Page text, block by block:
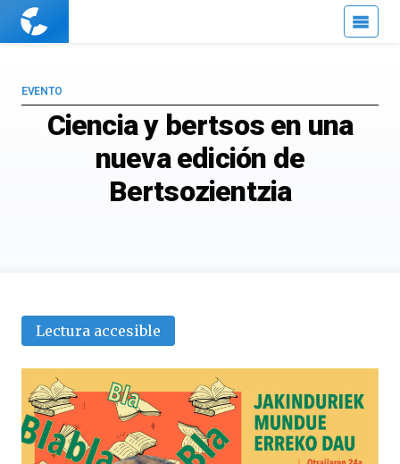
Cuaderno
Ciencia y bertsos en una
nueva edición de
Bertsozientzia
EVENTO
Lectura accesible